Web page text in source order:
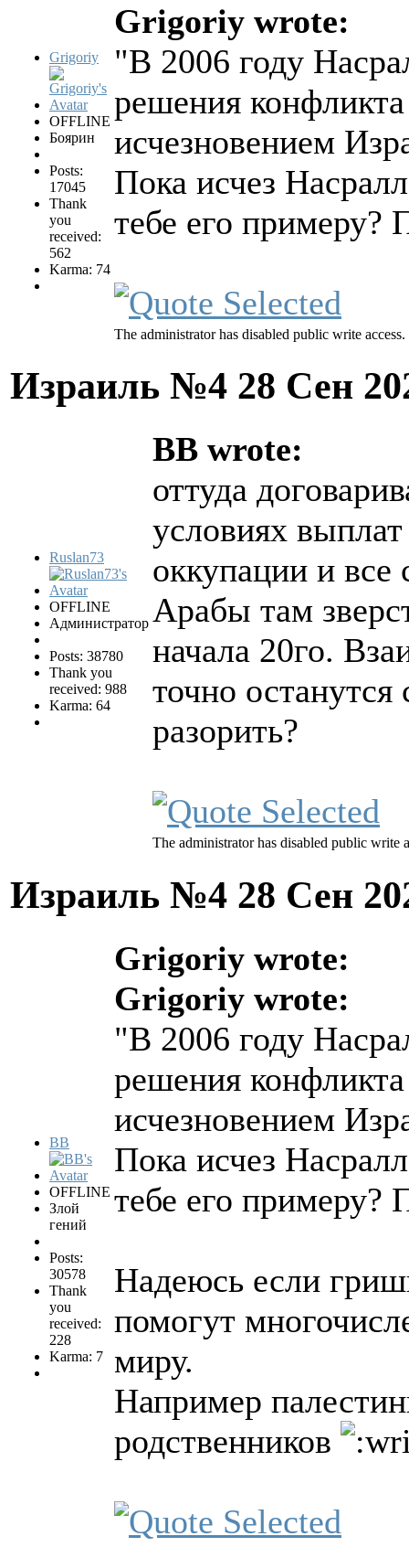
Grigoriy
OFFLINE
Боярин
Posts:
17045
Thank
you
received:
562
Karma: 74
Grigoriy wrote:
"В 2006 году
решения
исчезновением
Пока исчез
тебе его примеру?
The administrator has disabled public write access.
Израиль №4 28 Сен
Ruslan73
OFFLINE
Администратор
Posts: 38780
Thank you
received: 988
Karma: 64
BB wrote:
оттуда
условиях
оккупации и все
Арабы там
начала 20го.
точно
разорить?
The administrator has disabled public write
Израиль №4 28 Сен
BB
OFFLINE
Злой
гений
Posts:
30578
Thank
you
received:
228
Karma: 7
Grigoriy wrote:
Grigoriy wrote:
"В 2006 году
решения
исчезновением
Пока исчез
тебе его примеру?
Надеюсь если
помогут
миру.
Например
родственников